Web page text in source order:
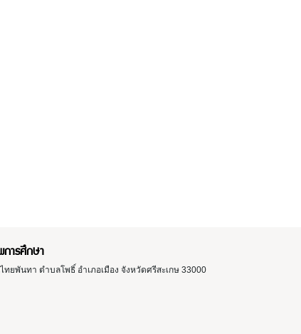
การศึกษา
ยพันทา ตำบลโพธิ์ อำเภอเมือง จังหวัดศรีสะเกษ 33000